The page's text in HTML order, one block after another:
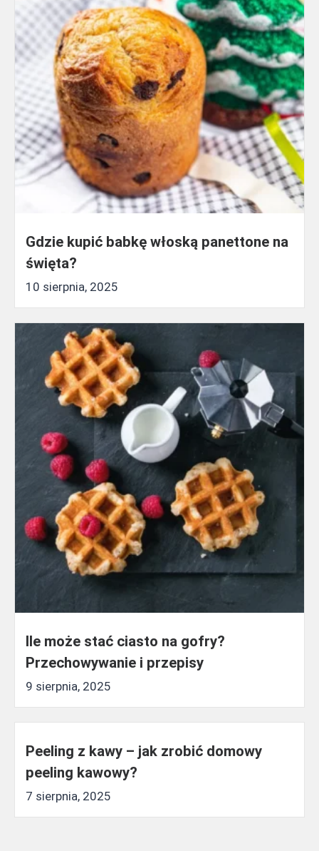
Gdzie kupić babkę włoską panettone na
święta?
10 sierpnia, 2025
Ile może stać ciasto na gofry?
Przechowywanie i przepisy
9 sierpnia, 2025
Peeling z kawy – jak zrobić domowy
peeling kawowy?
7 sierpnia, 2025